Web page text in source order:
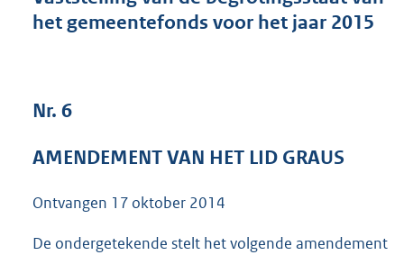
s
g
het gemeentefonds voor het jaar 2015
Nr. 6
AMENDEMENT VAN HET LID GRAUS
Ontvangen 17 oktober 2014
De ondergetekende stelt het volgende amendement